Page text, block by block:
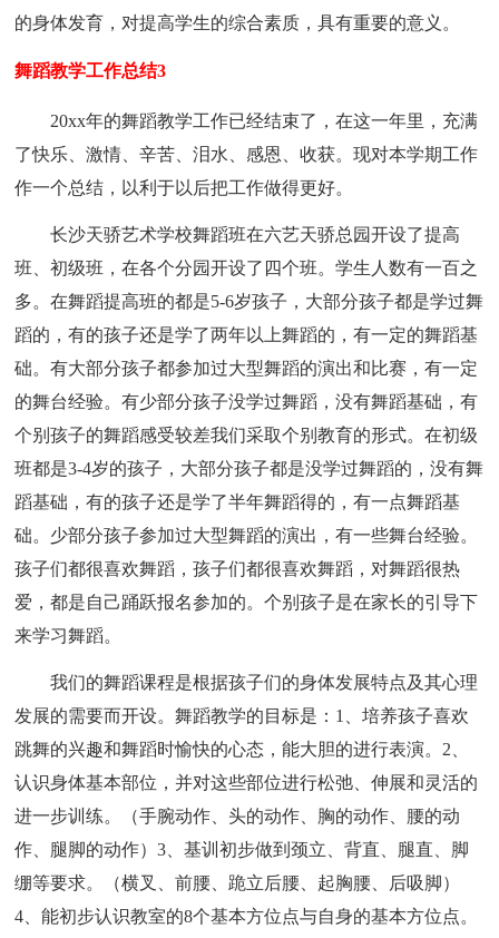
的身体发育，对提高学生的综合素质，具有重要的意义。
舞蹈教学工作总结3
20xx年的舞蹈教学工作已经结束了，在这一年里，充满
了快乐、激情、辛苦、泪水、感恩、收获。现对本学期工作
作一个总结，以利于以后把工作做得更好。
长沙天骄艺术学校舞蹈班在六艺天骄总园开设了提高
班、初级班，在各个分园开设了四个班。学生人数有一百之
多。在舞蹈提高班的都是5-6岁孩子，大部分孩子都是学过舞
蹈的，有的孩子还是学了两年以上舞蹈的，有一定的舞蹈基
础。有大部分孩子都参加过大型舞蹈的演出和比赛，有一定
的舞台经验。有少部分孩子没学过舞蹈，没有舞蹈基础，有
个别孩子的舞蹈感受较差我们采取个别教育的形式。在初级
班都是3-4岁的孩子，大部分孩子都是没学过舞蹈的，没有舞
蹈基础，有的孩子还是学了半年舞蹈得的，有一点舞蹈基
础。少部分孩子参加过大型舞蹈的演出，有一些舞台经验。
孩子们都很喜欢舞蹈，孩子们都很喜欢舞蹈，对舞蹈很热
爱，都是自己踊跃报名参加的。个别孩子是在家长的引导下
来学习舞蹈。
我们的舞蹈课程是根据孩子们的身体发展特点及其心理
发展的需要而开设。舞蹈教学的目标是：1、培养孩子喜欢
跳舞的兴趣和舞蹈时愉快的心态，能大胆的进行表演。2、
认识身体基本部位，并对这些部位进行松弛、伸展和灵活的
进一步训练。（手腕动作、头的动作、胸的动作、腰的动
作、腿脚的动作）3、基训初步做到颈立、背直、腿直、脚
绷等要求。（横叉、前腰、跪立后腰、起胸腰、后吸脚）
4、能初步认识教室的8个基本方位点与自身的基本方位点。